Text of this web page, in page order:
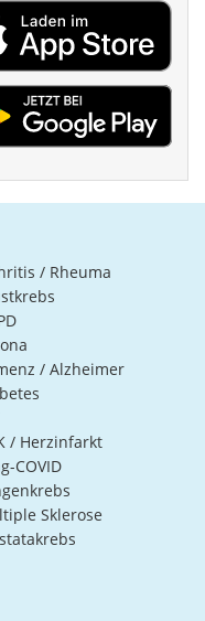
/ Rheuma
/ Alzheimer
/ Herzinfarkt
COVID
Sklerose